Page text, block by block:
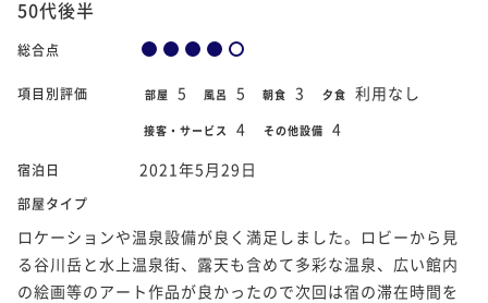
50代後半
総合点
項目別評価 部屋 5 風呂 5 朝食 3 夕食 利用なし
接客・サービス 4 その他設備 4
宿泊日 2021年5月29日
部屋タイプ
ロケーションや温泉設備が良く満足しました。ロビーから見
る谷川岳と水上温泉街、露天も含めて多彩な温泉、広い館内
の絵画等のアート作品が良かったので次回は宿の滞在時間を